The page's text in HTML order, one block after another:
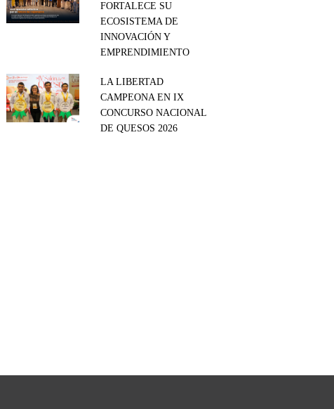
FORTALECE SU
ECOSISTEMA DE
INNOVACIÓN Y
EMPRENDIMIENTO
LA LIBERTAD
CAMPEONA EN IX
CONCURSO NACIONAL
DE QUESOS 2026